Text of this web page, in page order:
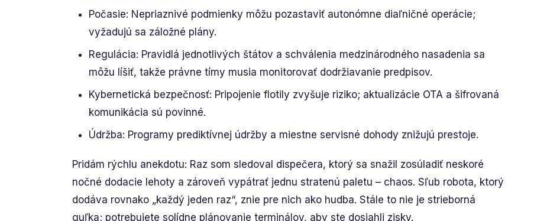
Počasie: Nepriaznivé podmienky môžu pozastaviť autonómne diaľničné operácie;
vyžadujú sa záložné plány.
Regulácia: Pravidlá jednotlivých štátov a schválenia medzinárodného nasadenia sa
môžu líšiť, takže právne tímy musia monitorovať dodržiavanie predpisov.
Kybernetická bezpečnosť: Pripojenie flotily zvyšuje riziko; aktualizácie OTA a šifrovaná
komunikácia sú povinné.
Údržba: Programy prediktívnej údržby a miestne servisné dohody znižujú prestoje.
Pridám rýchlu anekdotu: Raz som sledoval dispečera, ktorý sa snažil zosúladiť neskoré
nočné dodacie lehoty a zároveň vypátrať jednu stratenú paletu – chaos. Sľub robota, ktorý
dodáva rovnako „každý jeden raz“, znie pre nich ako hudba. Stále to nie je strieborná
guľka; potrebujete solídne plánovanie terminálov, aby ste dosiahli zisky.